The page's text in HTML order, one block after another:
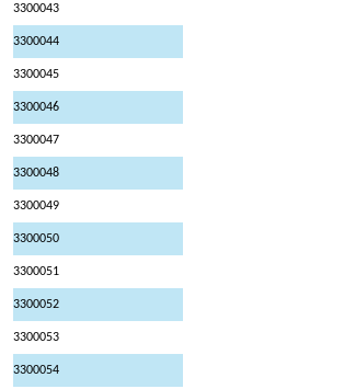
3300043
3300044
3300045
3300046
3300047
3300048
3300049
3300050
3300051
3300052
3300053
3300054